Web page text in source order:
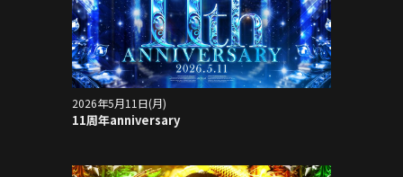
2026年5月11日(月)
11周年anniversary